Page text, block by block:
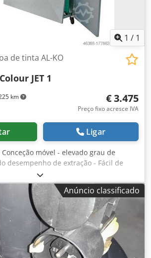
1 / 1
km
de tinta AL-KO
JET 1
€ 3.475
Preço fixo acresce IVA
Ligar
Conceção móvel - elevado grau de
desempenho de extração - Fácil de
vida útil do filtro, portanto, pouco tempo
flexível graças à tecnologia de extração
com sistema de placa frontal -
Zona 2 ----- Dados técnicos -----
m³/h, pressão utilizável: 500 Pa, Área
filtro e filtro fino: 1 m², Ligação Ø: 300
1,5 kW, Velocidade do motor: 1.410 rpm,
aberto: 1.897 x 1.405 x 1.144 mm,
Anúncio classificado